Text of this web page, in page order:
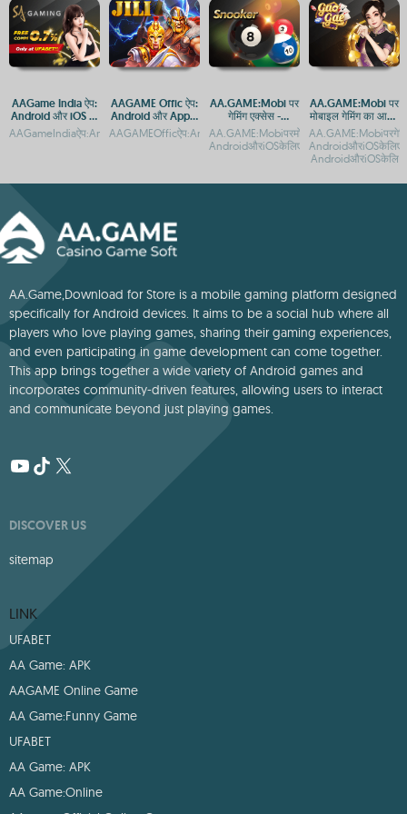
AAGame India ऐप:
Android और iOS पर
डाउनलोड करें
AAGAME Offic ऐप:
Android और Apple
पर डाउनलोड करें
AA.GAME:Mobi पर
गेमिंग एक्सेस -
Android और iOS के
लिए ऐप डाउनलोड करें
AA.GAME:Mobiपरमोबाइलगेमिंगकाआनंदलें-
AA.GAME:Mobi पर
मोबाइल गेमिंग का आनंद
लें - Android और
iOS के लिए एक्सेस
AndroidऔरiOSकेलि
AA.Game,Download for Store is a mobile gaming platform designed
specifically for Android devices. It aims to be a social hub where all
players who love playing games, sharing their gaming experiences,
and even participating in game development can come together.
This app brings together a wide variety of Android games and
incorporates community-driven features, allowing users to interact
and communicate beyond just playing games.
DISCOVER US
sitemap
LINK
UFABET
AA Game: APK
AAGAME Online Game
AA Game:Funny Game
UFABET
AA Game: APK
AA Game:Online